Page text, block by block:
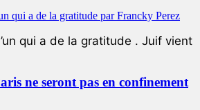
qui a de la gratitude . Juif vient
ne seront pas en confinement